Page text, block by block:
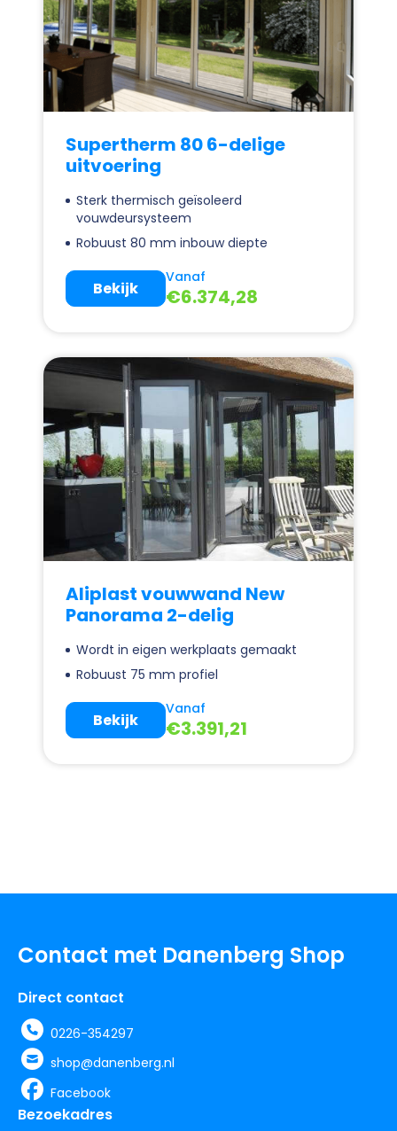
Supertherm 80 6-delige
uitvoering
Sterk thermisch geïsoleerd
vouwdeursysteem
Robuust 80 mm inbouw diepte
Vanaf
€6.374,28
Bekijk
Aliplast vouwwand New
Panorama 2-delig
Wordt in eigen werkplaats gemaakt
Robuust 75 mm profiel
Vanaf
€3.391,21
Bekijk
Contact met Danenberg Shop
Direct contact
0226-354297
shop@danenberg.nl
Facebook
Bezoekadres